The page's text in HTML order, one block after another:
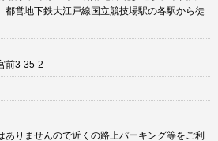
都営地下鉄大江戸線国立競技場駅の各駅から徒
前3-35-2
ありませんので近くの路上パーキング等をご利